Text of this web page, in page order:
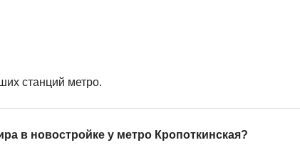
станций метро.
в новостройке у метро Кропоткинская?